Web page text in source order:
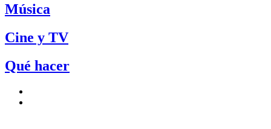
Música
Cine y TV
Qué hacer